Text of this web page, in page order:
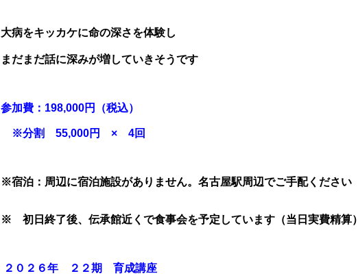
大病をキッカケに命の深さを体験し
まだまだ話に深みが増していきそうです
参加費：198,000円（税込）
※分割 55,000円 × 4回
※宿泊：周辺に宿泊施設がありません。名古屋駅周辺でご手配ください
※ 初日終了後、伝承館近くで食事会を予定しています（当日実費精算）
２０２６年 ２２期 育成講座